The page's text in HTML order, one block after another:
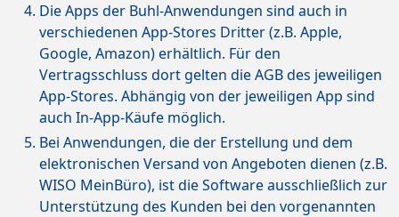
Die Apps der Buhl-Anwendungen sind auch in
verschiedenen App-Stores Dritter (z.B. Apple,
Google, Amazon) erhältlich. Für den
Vertragsschluss dort gelten die AGB des jeweiligen
App-Stores. Abhängig von der jeweiligen App sind
auch In-App-Käufe möglich.
Bei Anwendungen, die der Erstellung und dem
elektronischen Versand von Angeboten dienen (z.B.
WISO MeinBüro), ist die Software ausschließlich zur
Unterstützung des Kunden bei den vorgenannten